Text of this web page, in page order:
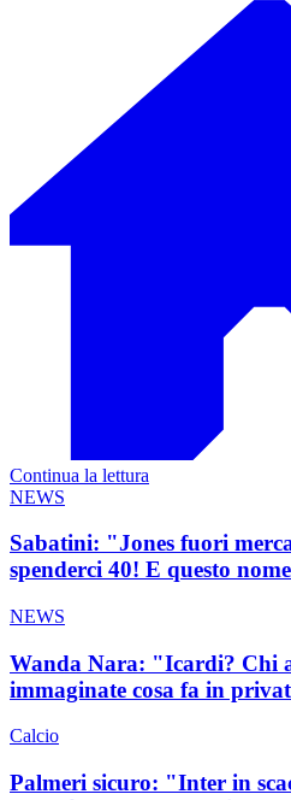
Continua la lettura
NEWS
Sabatini: "Jones fuori
spenderci 40! E questo
NEWS
Wanda Nara: "Icardi? Chi
immaginate cosa fa in
Calcio
Palmeri sicuro: "Inter in